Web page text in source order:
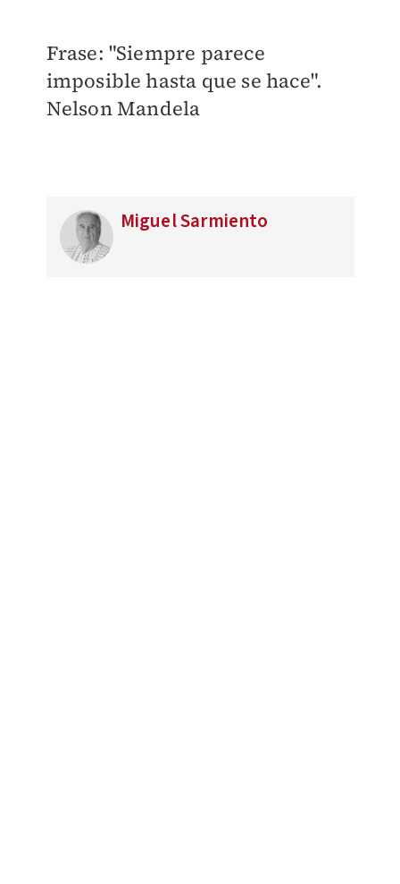
Frase: "Siempre parece
imposible hasta que se hace".
Nelson Mandela
Miguel Sarmiento